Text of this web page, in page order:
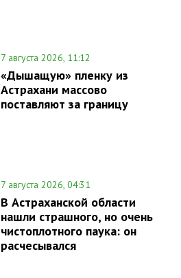
7 августа 2026, 11:12
«Дышащую» пленку из
Астрахани массово
поставляют за границу
7 августа 2026, 04:31
В Астраханской области
нашли страшного, но очень
чистоплотного паука: он
расчесывался